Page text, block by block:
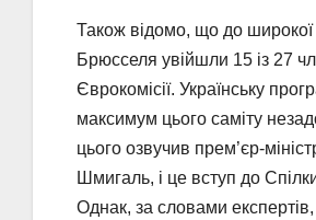
Також відомо, що до широкої
Брюсселя увійшли 15 із 27
Єврокомісії. Українську
максимум цього саміту
цього озвучив прем’єр-
Шмигаль, і це вступ до
Однак, за словами